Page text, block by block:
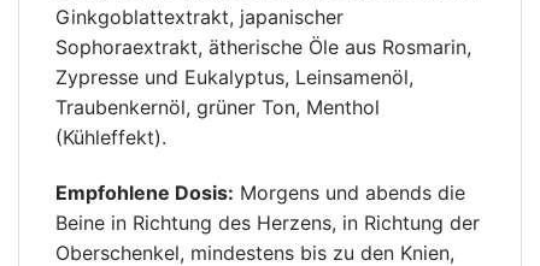
Ginkgoblattextrakt, japanischer
Sophoraextrakt, ätherische Öle aus Rosmarin,
Zypresse und Eukalyptus, Leinsamenöl,
Traubenkernöl, grüner Ton, Menthol
(Kühleffekt).
Empfohlene Dosis: Morgens und abends die
Beine in Richtung des Herzens, in Richtung der
Oberschenkel, mindestens bis zu den Knien,